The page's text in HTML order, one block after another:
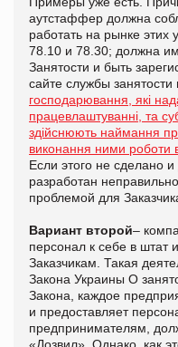
аутстаффер должна
работать на рынке этих
78.10 и 78.30; должна
Занятости и быть
сайте службы занятости
господарювання, які
працевлаштуванні, та
здійснюють наймання
виконання ними роботи
Если этого не сделано
разработан
проблемой для
Вариант второй–
персонал к себе в штат
Заказчикам. Такая
Закона Украины О
Закона, каждое
и предоставляет
предпринимателям,
«Дозвил». Однако, как